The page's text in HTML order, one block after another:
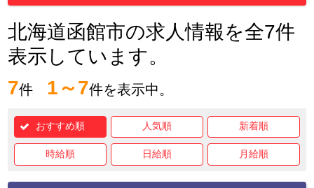
北海道函館市の求人情報を全7件
表示しています。
7件 1～7件を表示中。
おすすめ順 人気順 新着順
時給順 日給順 月給順